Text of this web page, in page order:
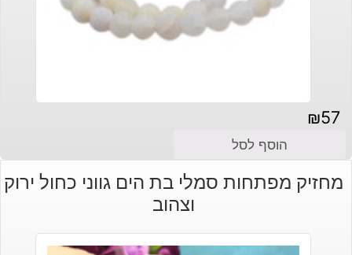
₪57
הוסף לסל
מחזיק מפתחות סמלי בת הים גווני כחול ירוק
וצהוב